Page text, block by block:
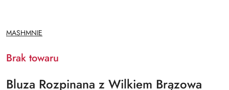
NAZWA
PRODUCENTA:
MASHMNIE
Brak towaru
Bluza Rozpinana z Wilkiem Brązowa